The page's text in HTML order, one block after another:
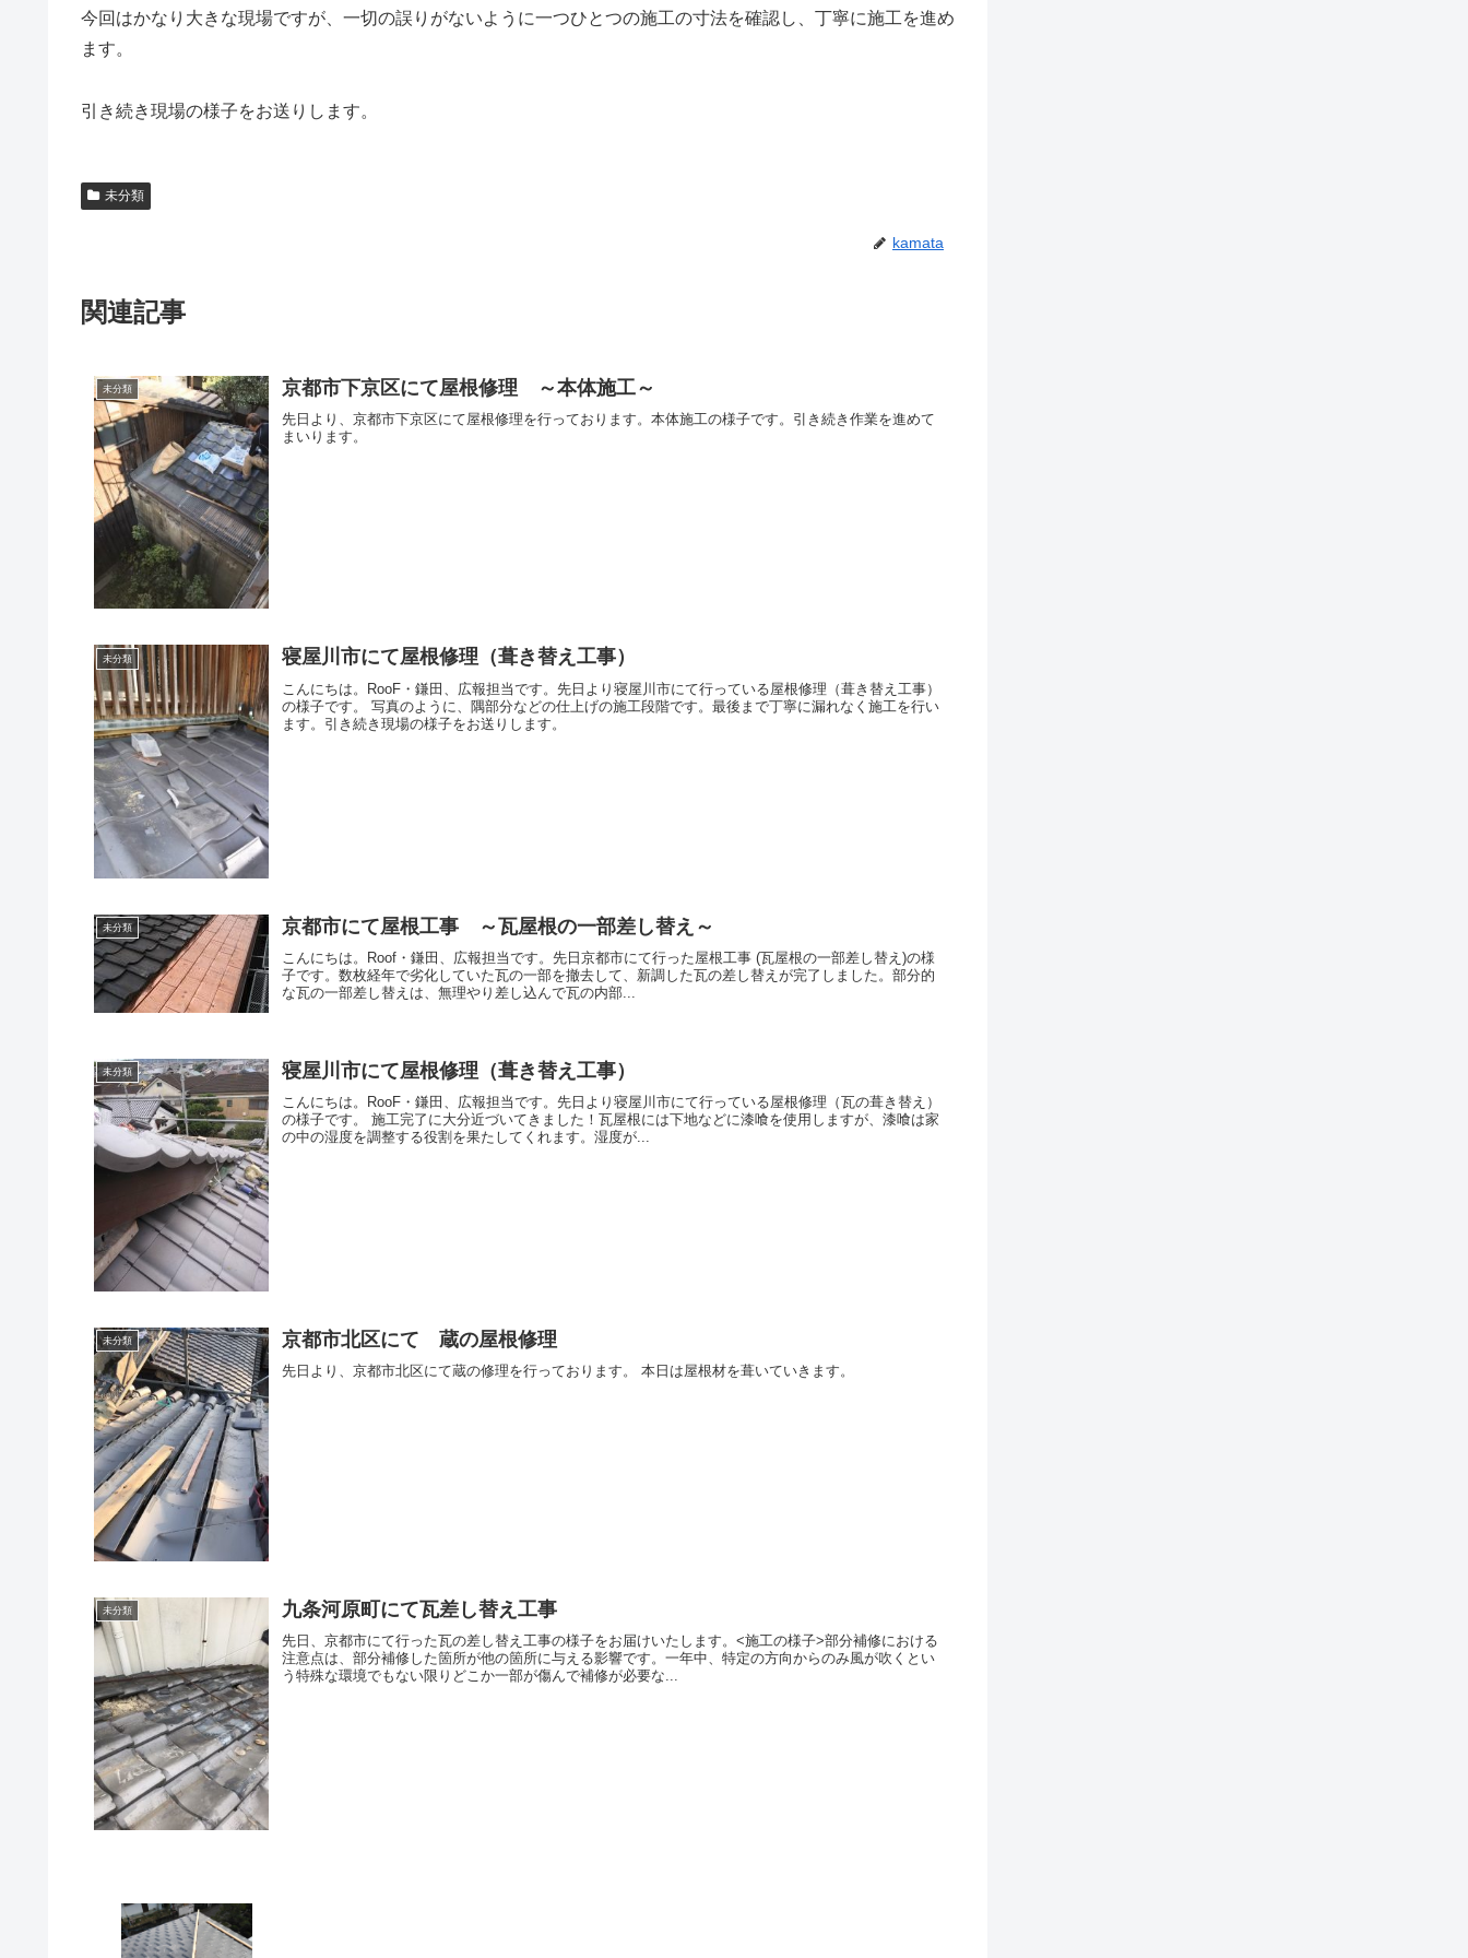
今回はかなり大きな現場ですが、一切の誤りがないように一つひとつの施工の寸法を確認し、丁寧に施工を進め
ます。
引き続き現場の様子をお送りします。
未分類
kamata
関連記事
未分類 京都市下京区にて屋根修理 ～本体施工～
先日より、京都市下京区にて屋根修理を行っております。本体施工の様子です。引き続き作業を進めて
まいります。
未分類 寝屋川市にて屋根修理（葺き替え工事）
こんにちは。RooF・鎌田、広報担当です。先日より寝屋川市にて行っている屋根修理（葺き替え工事）
の様子です。 写真のように、隅部分などの仕上げの施工段階です。最後まで丁寧に漏れなく施工を行い
ます。引き続き現場の様子をお送りします。
未分類 京都市にて屋根工事 ～瓦屋根の一部差し替え～
こんにちは。Roof・鎌田、広報担当です。先日京都市にて行った屋根工事 (瓦屋根の一部差し替え)の様
子です。数枚経年で劣化していた瓦の一部を撤去して、新調した瓦の差し替えが完了しました。部分的
な瓦の一部差し替えは、無理やり差し込んで瓦の内部...
未分類 寝屋川市にて屋根修理（葺き替え工事）
こんにちは。RooF・鎌田、広報担当です。先日より寝屋川市にて行っている屋根修理（瓦の葺き替え）
の様子です。 施工完了に大分近づいてきました！瓦屋根には下地などに漆喰を使用しますが、漆喰は家
の中の湿度を調整する役割を果たしてくれます。湿度が...
未分類 京都市北区にて 蔵の屋根修理
先日より、京都市北区にて蔵の修理を行っております。 本日は屋根材を葺いていきます。
未分類 九条河原町にて瓦差し替え工事
先日、京都市にて行った瓦の差し替え工事の様子をお届けいたします。<施工の様子>部分補修における
注意点は、部分補修した箇所が他の箇所に与える影響です。一年中、特定の方向からのみ風が吹くとい
う特殊な環境でもない限りどこか一部が傷んで補修が必要な...